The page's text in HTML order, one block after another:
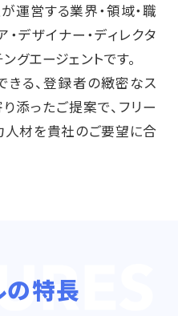
運営する業界・領域・職
デザイナー・ディレクタ
グエージェントです。
る、登録者の緻密なス
添ったご提案で、フリー
人材を貴社のご要望に合
の特長